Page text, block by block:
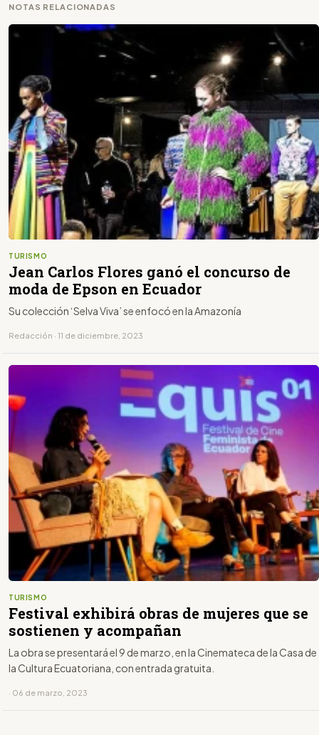
NOTAS RELACIONADAS
TURISMO
Jean Carlos Flores ganó el concurso de
moda de Epson en Ecuador
Su colección ‘Selva Viva’ se enfocó en la Amazonía
Redacción · 11 de diciembre, 2023
TURISMO
Festival exhibirá obras de mujeres que se
sostienen y acompañan
La obra se presentará el 9 de marzo, en la Cinemateca de la Casa de
la Cultura Ecuatoriana, con entrada gratuita.
· 06 de marzo, 2023